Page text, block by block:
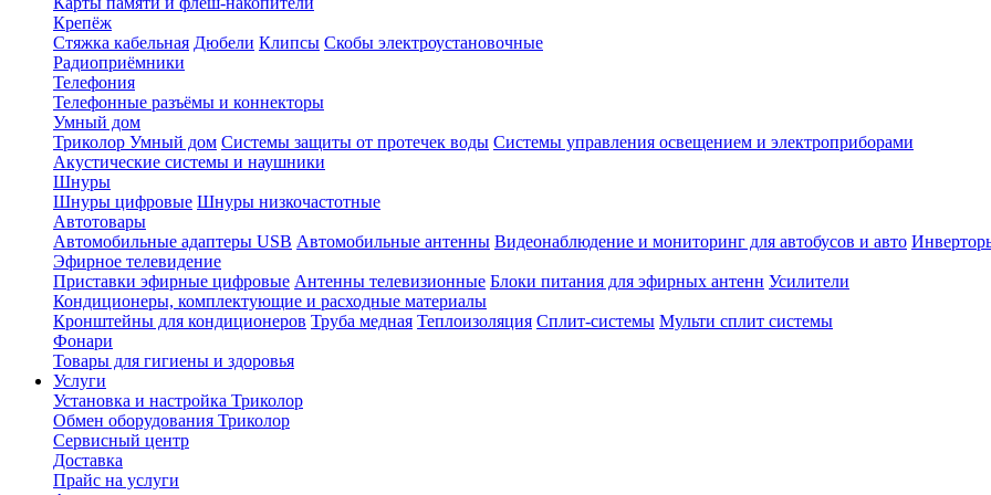
Крепёж
Стяжка кабельная Дюбели Клипсы Скобы электроустановочные
Радиоприёмники
Телефония
Телефонные разъёмы и коннекторы
Умный дом
Триколор Умный дом Системы защиты от протечек воды Системы управления освещением и электроприборами
Акустические системы и наушники
Шнуры
Шнуры цифровые Шнуры низкочастотные
Автотовары
Автомобильные адаптеры USB Автомобильные антенны Видеонаблюдение и мониторинг для автобусов и авто
Эфирное телевидение
Приставки эфирные цифровые Антенны телевизионные Блоки питания для эфирных антенн Усилители
Кондиционеры, комплектующие и расходные материалы
Кронштейны для кондиционеров Труба медная Теплоизоляция Сплит-системы Мульти сплит системы
Фонари
Товары для гигиены и здоровья
Услуги
Установка и настройка Триколор
Обмен оборудования Триколор
Сервисный центр
Доставка
Прайс на услуги